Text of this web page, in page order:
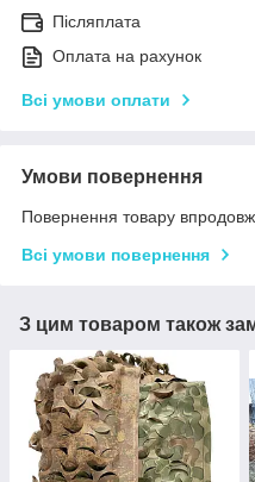
Післяплата
Оплата на рахунок
Всі умови оплати
Умови повернення
Повернення товару
Всі умови повернення
З цим товаром також